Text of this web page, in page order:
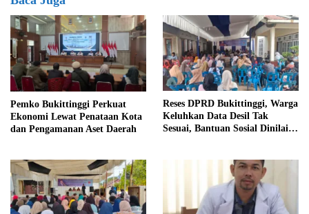
Pemko Bukittinggi Perkuat
Ekonomi Lewat Penataan Kota
dan Pengamanan Aset Daerah
Reses DPRD Bukittinggi, Warga
Keluhkan Data Desil Tak
Sesuai, Bantuan Sosial Dinilai